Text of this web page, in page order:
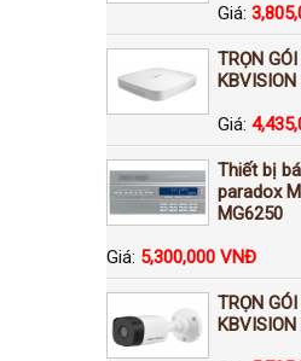
Giá:
TRỌN
Giá:
Thiết bị
paradox
MG6250
Giá: 5,300,000 VNĐ
TRỌN
KBVISION